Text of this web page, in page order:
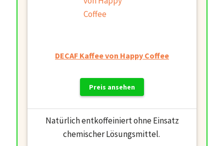
DECAF Kaffee von Happy Coffee
Preis ansehen
Natürlich entkoffeiniert ohne Einsatz
chemischer Lösungsmittel.